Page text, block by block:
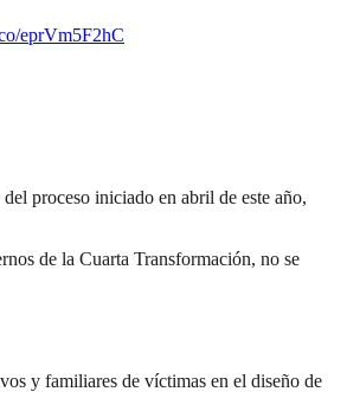
eprVm5F2hC
proceso iniciado en abril de este año,
de la Cuarta Transformación, no se
y familiares de víctimas en el diseño de